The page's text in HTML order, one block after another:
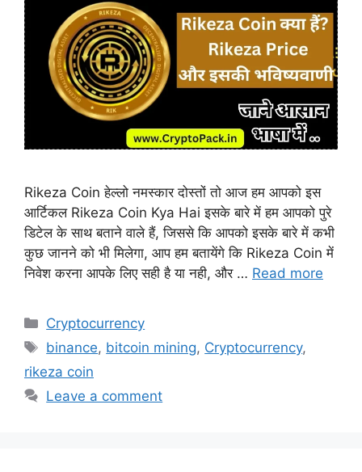
Rikeza Coin हेल्लो नमस्कार दोस्तों तो आज हम आपको इस
आर्टिकल Rikeza Coin Kya Hai इसके बारे में हम आपको पुरे
डिटेल के साथ बताने वाले हैं, जिससे कि आपको इसके बारे में कभी
कुछ जानने को भी मिलेगा, आप हम बतायेंगे कि Rikeza Coin में
निवेश करना आपके लिए सही है या नही, और … Read more
Categories
Cryptocurrency
Tags
binance, bitcoin mining, Cryptocurrency,
rikeza coin
Leave a comment